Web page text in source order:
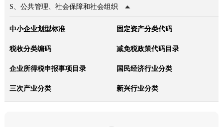
S、 公共管理 社会保障和社会组织
中小企业划型标准 固定资产分类代码
税收分类编码 减免税政策代码目录
企业所得税申报事项目录 国民经济行业分类
三次产业分类 新兴行业分类